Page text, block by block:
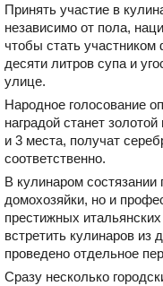
Принять участие в
независимо от пола,
чтобы стать участником
десяти литров супа и
улице.
Народное голосование
наградой станет
и 3 места, получат
соответственно.
В кулинаром состязании
домохозяйки, но и
престижных
встретить кулинаров из
проведено отдельное
Сразу несколько